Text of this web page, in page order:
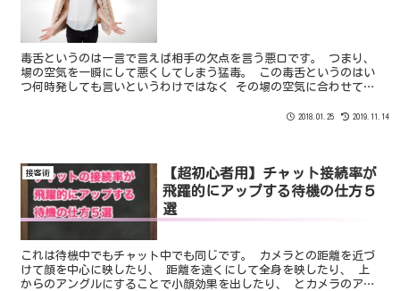
毒舌というのは一言で言えば相手の欠点を言う悪口です。 つまり、
場の空気を一瞬にして悪くしてしまう猛毒。 この毒舌というのはい
つ何時発しても言いというわけではなく その場の空気に合わせて適
の空気が読めないので 「今、このタイミングでそれ言っちゃう」っ
2018.01.25 2019.11.14
接客術
【超初心者用】チャット接続率が
飛躍的にアップする待機の仕方５
選
これは待機中でもチャット中でも同じです。 カメラとの距離を近づ
けて顔を中心に映したり、 距離を遠くにして全身を映したり、 上
からのアングルにすることで小顔効果を出したり、 とカメラのアン